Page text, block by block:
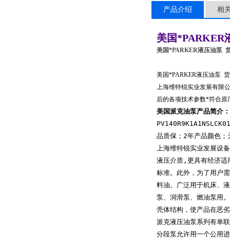
产品介绍 相
美国*PARKER
美国*PARKER液压油泵
美国*PARKER液压油泵
上海维特锐实业发展有限
后的各项技术参数*符合
美国派克油泵产品简介：
品质保；2年产品颜色
上海维特锐实业发展设
液压介质,更具有经济
标准。此外，为了用户
料油。广泛用于机床、
泵、润滑泵、燃油泵用
壳体结构，使产品在恶
派克液压油泵系列有单
分段泵允许用一个公用